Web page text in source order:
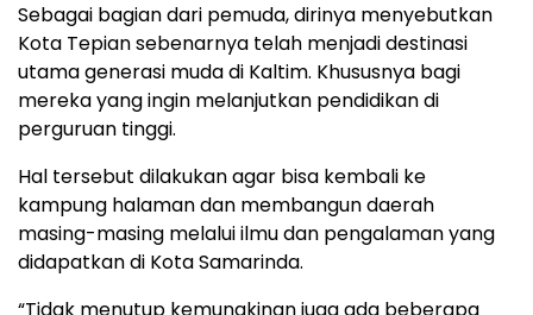
Sebagai bagian dari pemuda, dirinya menyebutkan
Kota Tepian sebenarnya telah menjadi destinasi
utama generasi muda di Kaltim. Khususnya bagi
mereka yang ingin melanjutkan pendidikan di
perguruan tinggi.
Hal tersebut dilakukan agar bisa kembali ke
kampung halaman dan membangun daerah
masing-masing melalui ilmu dan pengalaman yang
didapatkan di Kota Samarinda.